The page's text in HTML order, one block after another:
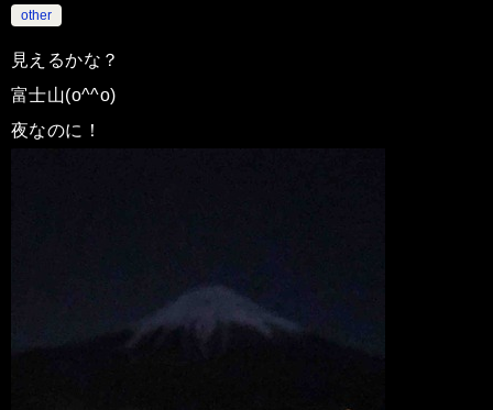
other
見えるかな？
富士山(o^^o)
夜なのに！